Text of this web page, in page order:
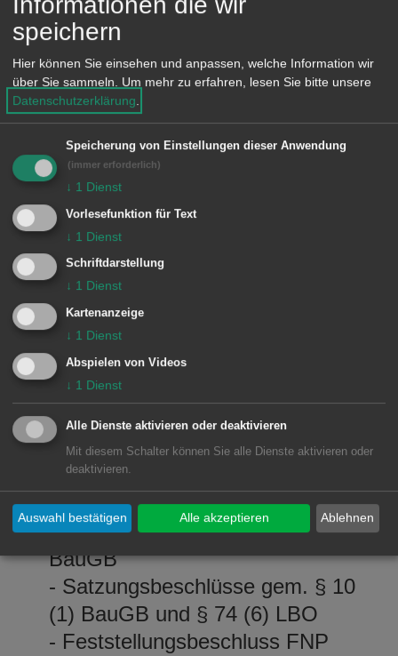
vorhabenbezogenen
gem. § 12 BauGB
- Aufstellungsbeschluss gem. § 2
BauGB
Bebauungsplan
"Feuerwehrgelände
Kocherwiesen" im Planbereich
73-01, Plan Nr. 73-01/2 in Aalen-
Wasseralfingen und einer
Satzung über örtliche
Bauvorschriften für das
Bebauungsplangebiet Plan Nr.
73-01/2 und Änderung des
Flächennutzungsplans für die
Verwaltungsgemeinschaft im
Bereich "Feuerwehrgelände
Kocherwiesen" (74. FNP-
Änderung)
- Prüfung der abgegebenen
Stellungnahmen gem. § 3 (2)
BauGB
- Satzungsbeschlüsse gem. § 10
(1) BauGB und § 74 (6) LBO
- Feststellungsbeschluss FNP
speichern
Hier können Sie einsehen und anpassen, welche Information wir
über Sie sammeln.
Um mehr zu erfahren, lesen Sie bitte unsere
Datenschutzerklärung
Speicherung von Einstellungen dieser Anwendung
(immer erforderlich)
↓ 1 Dienst
Vorlesefunktion für Text
↓ 1 Dienst
Schriftdarstellung
↓ 1 Dienst
Kartenanzeige
↓ 1 Dienst
Abspielen von Videos
↓ 1 Dienst
Alle Dienste aktivieren oder deaktivieren
Mit diesem Schalter können Sie alle Dienste aktivieren oder
deaktivieren.
Ablehnen
Auswahl bestätigen Alle akzeptieren